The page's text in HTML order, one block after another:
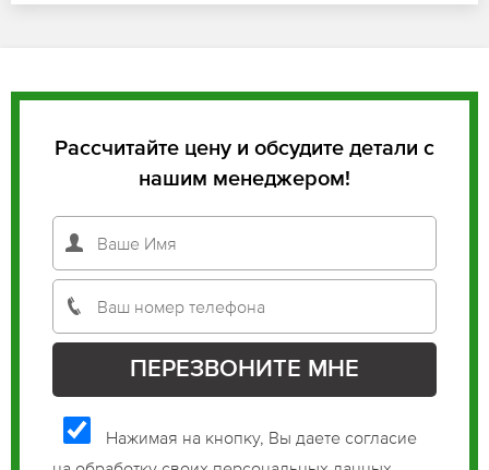
Рассчитайте цену и обсудите детали с
нашим менеджером!
Нажимая на кнопку, Вы даете согласие